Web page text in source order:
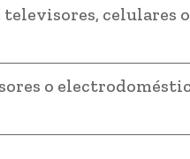
celulares o
o